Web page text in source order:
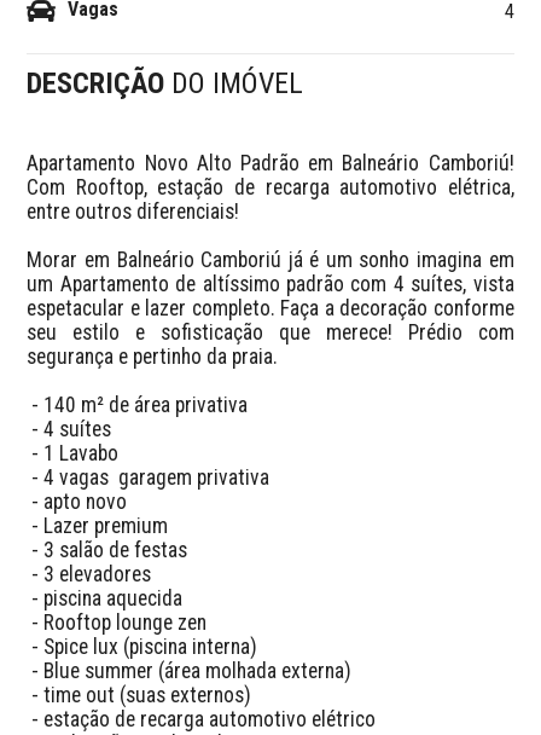
Vagas 4
DESCRIÇÃO DO IMÓVEL
Apartamento Novo Alto Padrão em Balneário Camboriú!
Com Rooftop, estação de recarga automotivo elétrica,
entre outros diferenciais!
Morar em Balneário Camboriú já é um sonho imagina em
um Apartamento de altíssimo padrão com 4 suítes, vista
espetacular e lazer completo. Faça a decoração conforme
seu estilo e sofisticação que merece! Prédio com
segurança e pertinho da praia.